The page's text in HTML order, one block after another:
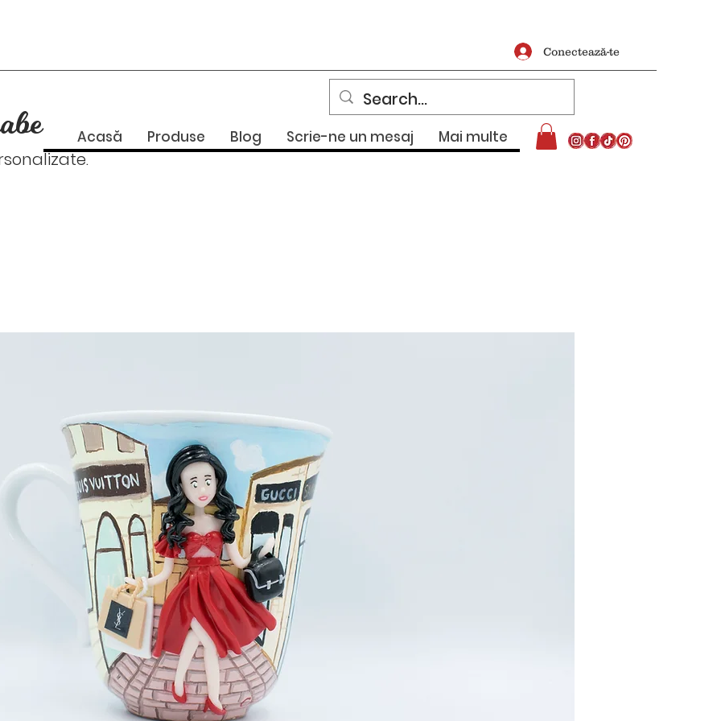
Conectează-te
Acasă Produse Blog Scrie-ne un mesaj Mai multe